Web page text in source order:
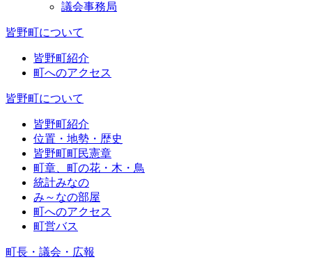
議会事務局
皆野町について
皆野町紹介
町へのアクセス
皆野町について
皆野町紹介
位置・地勢・歴史
皆野町町民憲章
町章、町の花・木・鳥
統計みなの
み～なの部屋
町へのアクセス
町営バス
町長・議会・広報